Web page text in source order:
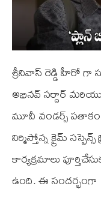
శ్రీనివాస్ రెడ్డి హీరో గా
అభినవ్ సర్దార్
మూవీ వండర్స్
నిర్మిస్తోన్న క్రైమ్
కార్యక్రమాలు
ఉంది. ఈ సందర్భంగా